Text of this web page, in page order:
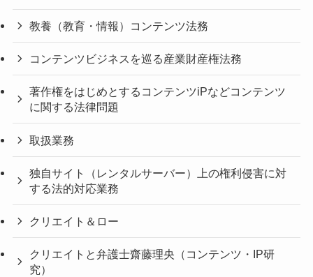
教養（教育・情報）コンテンツ法務
コンテンツビジネスを巡る産業財産権法務
著作権をはじめとするコンテンツiPなどコンテンツ
に関する法律問題
取扱業務
独自サイト（レンタルサーバー）上の権利侵害に対
する法的対応業務
クリエイト＆ロー
クリエイトと弁護士齋藤理央（コンテンツ・IP研
究）